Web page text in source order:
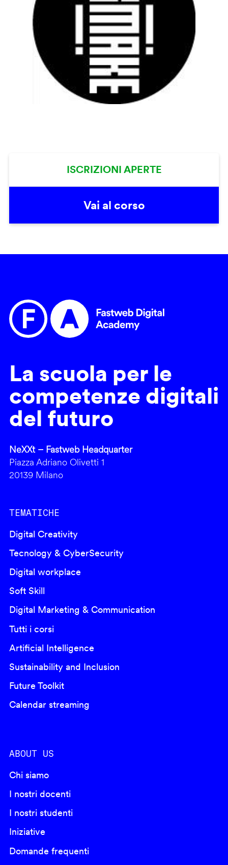
ISCRIZIONI APERTE
Vai al corso
La scuola per le
competenze digitali
del futuro
NeXXt – Fastweb Headquarter
Piazza Adriano Olivetti 1
20139 Milano
TEMATICHE
Digital Creativity
Tecnology & CyberSecurity
Digital workplace
Soft Skill
Digital Marketing & Communication
Tutti i corsi
Artificial Intelligence
Sustainability and Inclusion
Future Toolkit
Calendar streaming
ABOUT US
Chi siamo
I nostri docenti
I nostri studenti
Iniziative
Domande frequenti